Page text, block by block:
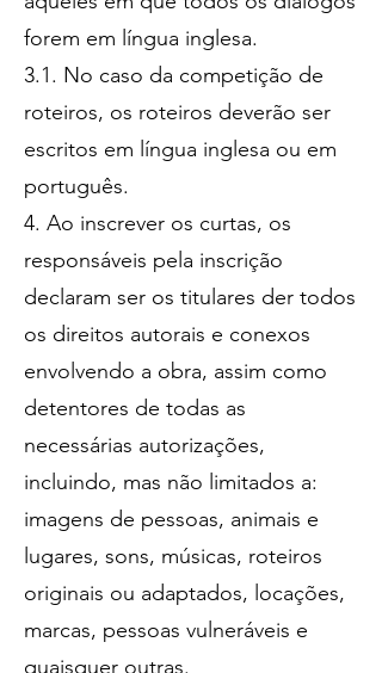
forem em língua inglesa.
3.1. No caso da competição de
roteiros, os roteiros deverão ser
escritos em língua inglesa ou em
português.
4. Ao inscrever os curtas, os
responsáveis pela inscrição
declaram ser os titulares der todos
os direitos autorais e conexos
envolvendo a obra, assim como
detentores de todas as
necessárias autorizações,
incluindo, mas não limitados a:
imagens de pessoas, animais e
lugares, sons, músicas, roteiros
originais ou adaptados, locações,
marcas, pessoas vulneráveis e
quaisquer outras.